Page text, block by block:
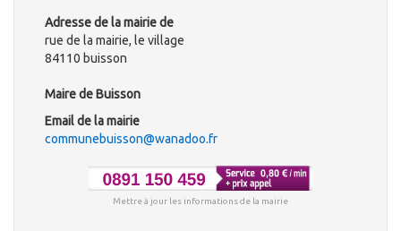
Adresse de la mairie de
rue de la mairie, le village
84110 buisson
Maire de Buisson
Email de la mairie
communebuisson@wanadoo.fr
Mettre à jour les informations de la mairie